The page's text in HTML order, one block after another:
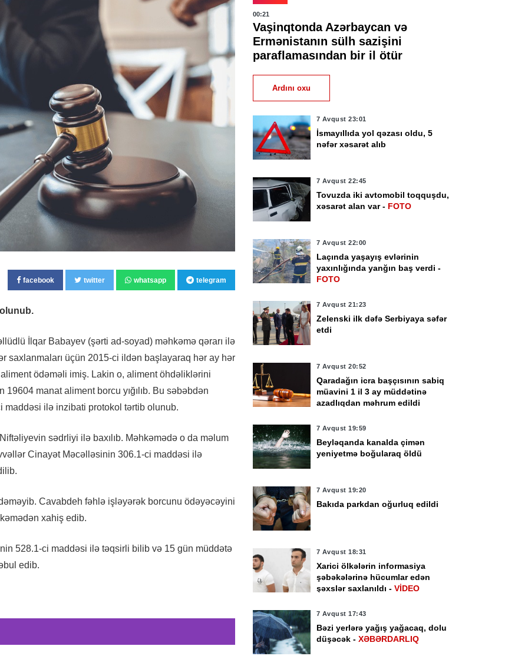
facebook twitter whatsapp telegram
İlqar Babayev (şərti ad-soyad) məhkəmə qərarı ilə
saxlanmaları üçün 2015-ci ildən başlayaraq hər ay hər
ödəməli imiş. Lakin o, aliment öhdəliklərini
manat aliment borcu yığılıb. Bu səbəbdən
ilə inzibati protokol tərtib olunub.
sədrliyi ilə baxılıb. Məhkəmədə o da məlum
Cinayət Məcəlləsinin 306.1-ci maddəsi ilə
Cavabdeh fəhlə işləyərək borcunu ödəyəcəyini
xahiş edib.
528.1-ci maddəsi ilə təqsirli bilib və 15 gün müddətə
edib.
00:21
Vaşinqtonda Azərbaycan və
Ermənistanın sülh sazişini
paraflamasından bir il ötür
Ardını oxu
7 Avqust 23:01
İsmayıllıda yol qəzası oldu, 5
nəfər xəsarət alıb
7 Avqust 22:45
Tovuzda iki avtomobil toqquşdu,
xəsarət alan var - FOTO
7 Avqust 22:00
Laçında yaşayış evlərinin
yaxınlığında yanğın baş verdi -
FOTO
7 Avqust 21:23
Zelenski ilk dəfə Serbiyaya səfər
etdi
7 Avqust 20:52
Qaradağın icra başçısının sabiq
müavini 1 il 3 ay müddətinə
azadlıqdan məhrum edildi
7 Avqust 19:59
Beyləqanda kanalda çimən
yeniyetmə boğularaq öldü
7 Avqust 19:20
Bakıda parkdan oğurluq edildi
7 Avqust 18:31
Xarici ölkələrin informasiya
şəbəkələrinə hücumlar edən
şəxslər saxlanıldı - VİDEO
7 Avqust 17:43
Bəzi yerlərə yağış yağacaq, dolu
düşəcək - XƏBƏRDARLIQ